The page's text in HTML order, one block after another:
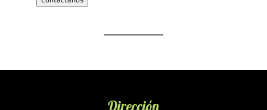
Dirección